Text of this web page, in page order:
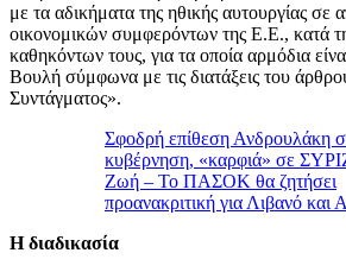
με τα αδικήματα της ηθικής αυτουργίας σε
οικονομικών συμφερόντων της Ε.Ε., κατά
καθηκόντων τους, για τα οποία αρμόδια
Βουλή σύμφωνα με τις διατάξεις του
Συντάγματος».
Σφοδρή επίθεση Ανδρουλάκη
κυβέρνηση, «καρφιά» σε
Ζωή – Το ΠΑΣΟΚ θα ζητήσει
προανακριτική για Λιβανό και
Η διαδικασία